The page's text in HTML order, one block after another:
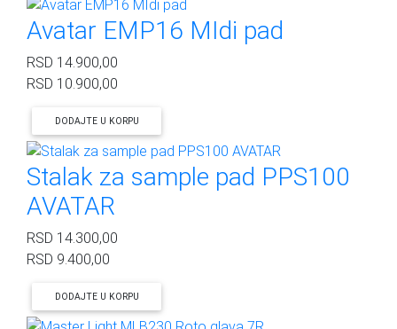
Avatar EMP16 MIdi pad
RSD 14.900,00
RSD 10.900,00
DODAJTE U KORPU
Stalak za sample pad PPS100
AVATAR
RSD 14.300,00
RSD 9.400,00
DODAJTE U KORPU